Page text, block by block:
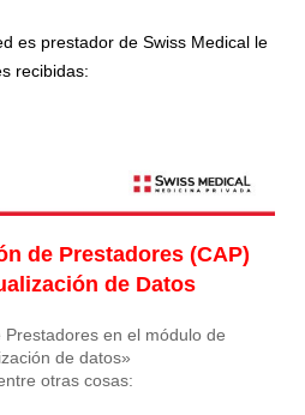
es prestador de Swiss Medical le
recibidas:
de Prestadores (CAP)
de Datos
en el módulo de
de datos»
otras cosas: